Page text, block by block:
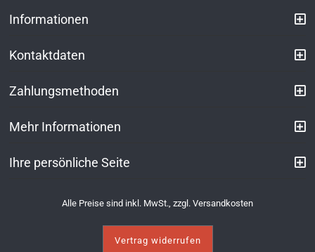
Informationen
Kontaktdaten
Zahlungsmethoden
Mehr Informationen
Ihre persönliche Seite
Alle Preise sind inkl. MwSt., zzgl. Versandkosten
Vertrag widerrufen